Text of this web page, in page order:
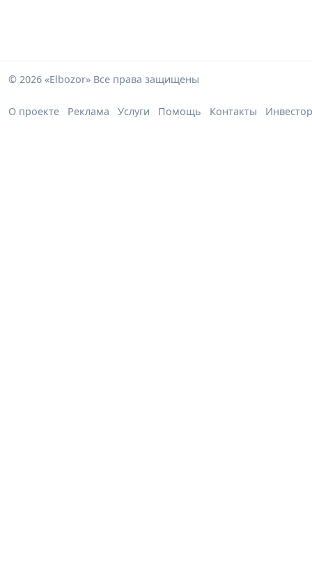
© 2026 «Elbozor» Все права защищены
О проекте Реклама Услуги Помощь Контакты